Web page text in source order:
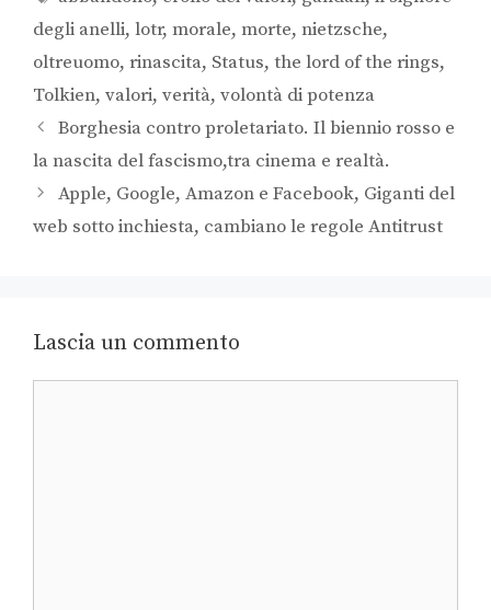
degli anelli, lotr, morale, morte, nietzsche,
oltreuomo, rinascita, Status, the lord of the rings,
Tolkien, valori, verità, volontà di potenza
Borghesia contro proletariato. Il biennio rosso e
la nascita del fascismo,tra cinema e realtà.
Apple, Google, Amazon e Facebook, Giganti del
web sotto inchiesta, cambiano le regole Antitrust
Lascia un commento